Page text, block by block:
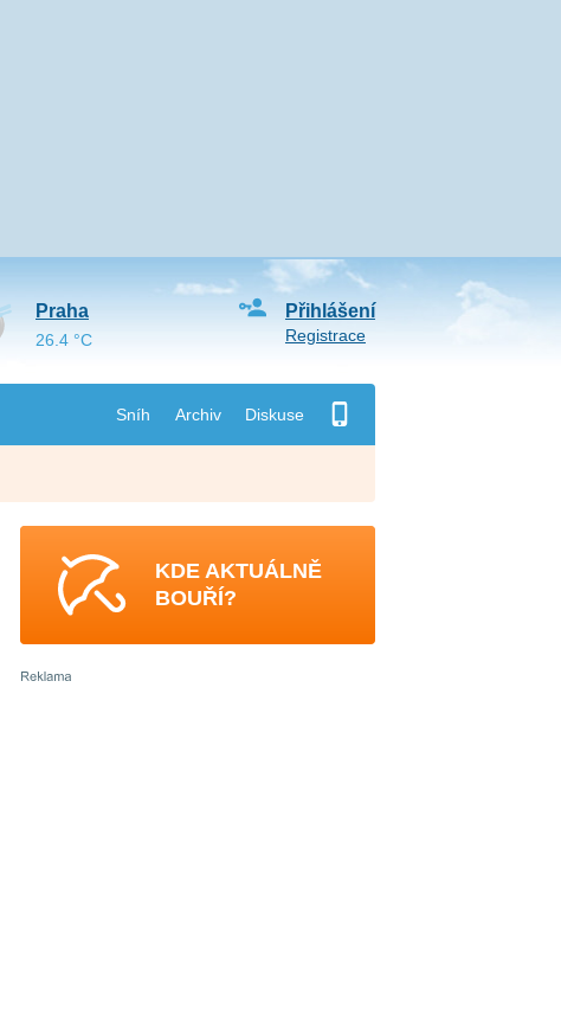
Sníh Archiv Diskuse
Přihlášení
Registrace
Praha
26.4 °C
KDE AKTUÁLNĚ
BOUŘÍ?